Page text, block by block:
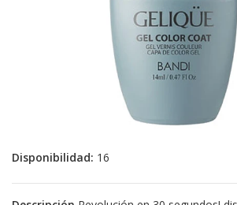
Disponibilidad: 16